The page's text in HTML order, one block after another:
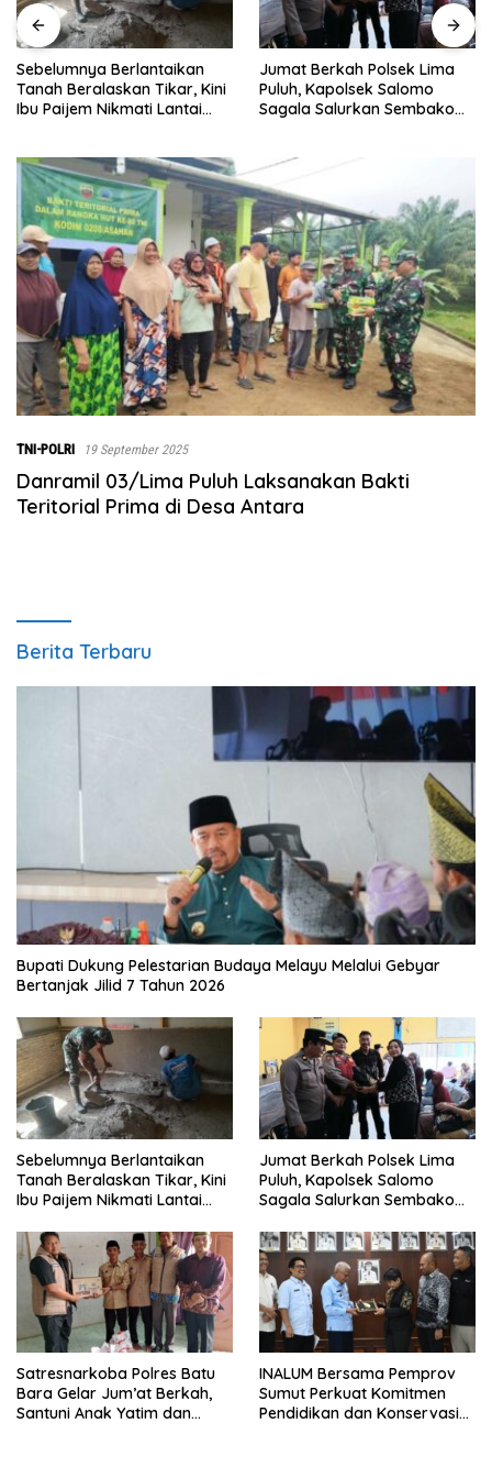
Sebelumnya Berlantaikan
Tanah Beralaskan Tikar, Kini
Ibu Paijem Nikmati Lantai
0208/Asahan
Jumat Berkah Polsek Lima
Puluh, Kapolsek Salomo
Sagala Salurkan Sembako
TNI-POLRI 19 September 2025
Danramil 03/Lima Puluh Laksanakan Bakti
Teritorial Prima di Desa Antara
Berita Terbaru
Bupati Dukung Pelestarian Budaya Melayu Melalui Gebyar
Bertanjak Jilid 7 Tahun 2026
Sebelumnya Berlantaikan
Tanah Beralaskan Tikar, Kini
Ibu Paijem Nikmati Lantai
Satgas TMMD Ke-129 Kodim
0208/Asahan
Jumat Berkah Polsek Lima
Puluh, Kapolsek Salomo
Sagala Salurkan Sembako
Gambus
Satresnarkoba Polres Batu
Bara Gelar Jum’at Berkah,
Santuni Anak Yatim dan
INALUM Bersama Pemprov
Sumut Perkuat Komitmen
Pendidikan dan Konservasi